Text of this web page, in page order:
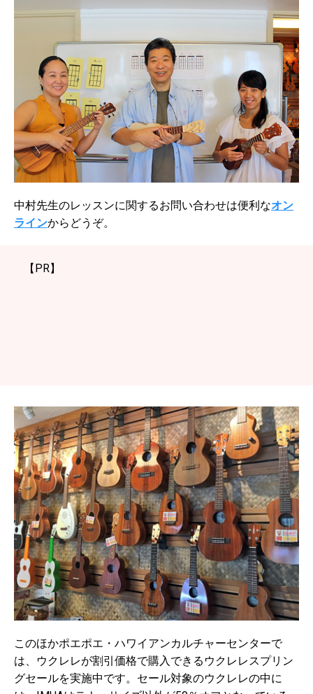
中村先生のレッスンに関するお問い合わせは便利なオン
ラインからどうぞ。
【PR】
このほかポエポエ・ハワイアンカルチャーセンターで
は、ウクレレが割引価格で購入できるウクレレスプリン
グセールを実施中です。セール対象のウクレレの中に